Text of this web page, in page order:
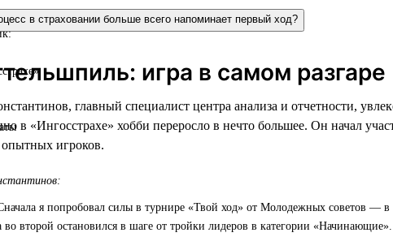
в страховании больше всего напоминает первый ход?
игра в самом разгаре
главный специалист центра анализа и отчетности,
в «Ингосстрахе» хобби переросло в нечто большее. Он начал
опытных игроков.
я попробовал силы в турнире «Твой ход» от Молодежных советов — в
во второй остановился в шаге от тройки лидеров в категории